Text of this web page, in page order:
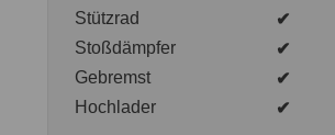
Stützrad
✔
Stoßdämpfer
✔
Gebremst
✔
Hochlader
✔